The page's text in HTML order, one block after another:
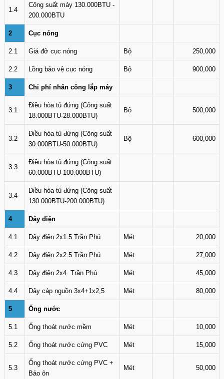
1.4
Công suất máy 130.000BTU -
200.000BTU
2 Cục nóng
2.1 Giá đỡ cục nóng Bộ 250,000
2.2 Lồng bảo vệ cục nóng Bộ 900,000
3 Chi phí nhân công lắp máy
3.1
Điều hòa tủ đứng (Công suất
18.000BTU-28.000BTU)
Bộ 500,000
3.2
Điều hòa tủ đứng (Công suất
30.000BTU-50.000BTU)
Bộ 600,000
3.3
Điều hòa tủ đứng (Công suất
60.000BTU-100.000BTU)
3.4
Điều hòa tủ đứng (Công suất
130.000BTU-200.000BTU)
4 Dây điện
4.1 Dây điện 2x1.5 Trần Phú Mét 20,000
4.2 Dây điện 2x2.5 Trần Phú Mét 27,000
4.3 Dây điện 2x4 Trần Phú Mét 45,000
4.4 Dây cáp nguồn 3x4+1x2,5 Mét 80,000
5 Ống nước
5.1 Ống thoát nước mềm Mét 10,000
5.2 Ống thoát nước cứng PVC Mét 15,000
5.3
Ống thoát nước cứng PVC +
Bảo ôn
Mét 50,000